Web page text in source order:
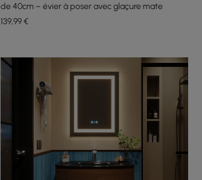
de 40cm – évier à poser avec glaçure mate
139,99€